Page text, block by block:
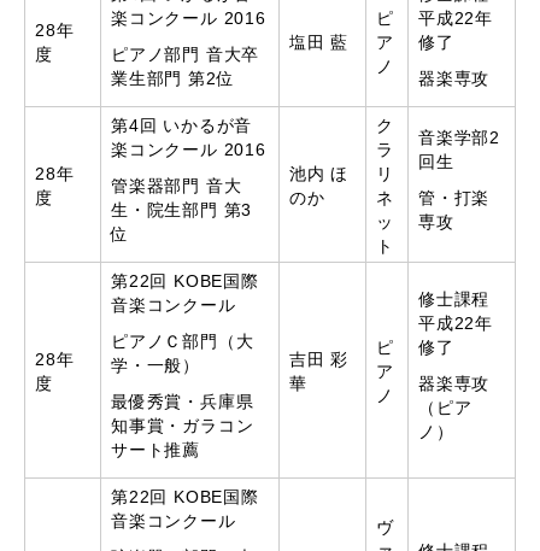
28年
度
楽コンクール 2016
ピアノ部門 音大卒
業生部門 第2位
塩田 藍
ピ
ア
ノ
平成22年
修了
器楽専攻
28年
度
第4回 いかるが音
楽コンクール 2016
管楽器部門 音大
生・院生部門 第3
位
池内 ほ
のか
ク
ラ
リ
ネ
ッ
ト
音楽学部2
回生
管・打楽
専攻
28年
度
第22回 KOBE国際
音楽コンクール
ピアノＣ部門（大
学・一般）
最優秀賞・兵庫県
知事賞・ガラコン
サート推薦
吉田 彩
華
ピ
ア
ノ
修士課程
平成22年
修了
器楽専攻
（ピア
ノ）
第22回 KOBE国際
音楽コンクール
ヴ